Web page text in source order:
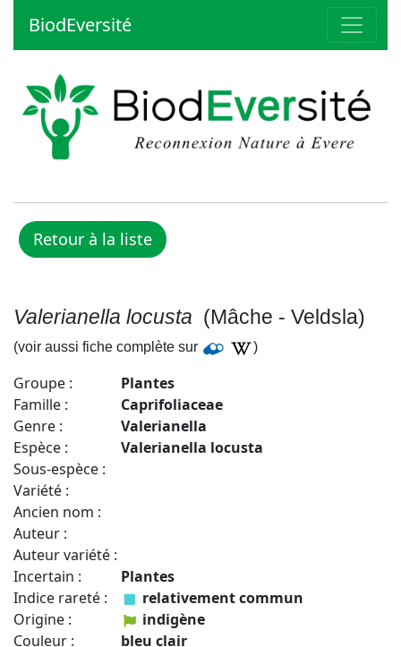
BiodEversité
Valerianella locusta (Mâche - Veldsla)
(voir aussi fiche complète sur )
Groupe :
Plantes
Famille :
Caprifoliaceae
Genre :
Valerianella
Espèce :
Valerianella locusta
Sous-espèce :
Variété :
Ancien nom :
Auteur :
Auteur variété :
Incertain :
Plantes
Indice rareté :
relativement commun
Origine :
indigène
Couleur :
bleu clair